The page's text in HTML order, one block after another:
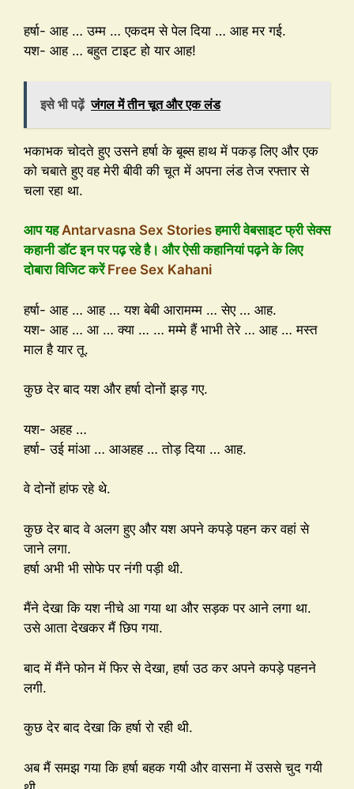
हर्षा- आह … उम्म … एकदम से पेल दिया … आह मर गई.
यश- आह … बहुत टाइट हो यार आह!
इसे भी पढ़ें जंगल में तीन चूत और एक लंड
भकाभक चोदते हुए उसने हर्षा के बूब्स हाथ में पकड़ लिए और एक
को चबाते हुए वह मेरी बीवी की चूत में अपना लंड तेज रफ्तार से
चला रहा था.
आप यहAntarvasna Sex Storiesहमारी वेबसाइट फ्री सेक्स
कहानी डॉट इन पर पढ़ रहे है। और ऐसी कहानियां पढ़ने के लिए
दोबारा विजिट करेंFree Sex Kahani
हर्षा- आह … आह … यश बेबी आरामम्म … सेए … आह.
यश- आह … आ … क्या … … मम्मे हैं भाभी तेरे … आह … मस्त
माल है यार तू.
कुछ देर बाद यश और हर्षा दोनों झड़ गए.
यश- अहह …
हर्षा- उई मांआ … आअहह … तोड़ दिया … आह.
वे दोनों हांफ रहे थे.
कुछ देर बाद वे अलग हुए और यश अपने कपड़े पहन कर वहां से
जाने लगा.
हर्षा अभी भी सोफे पर नंगी पड़ी थी.
मैंने देखा कि यश नीचे आ गया था और सड़क पर आने लगा था.
उसे आता देखकर मैं छिप गया.
बाद में मैंने फोन में फिर से देखा, हर्षा उठ कर अपने कपड़े पहनने
लगी.
कुछ देर बाद देखा कि हर्षा रो रही थी.
अब मैं समझ गया कि हर्षा बहक गयी और वासना में उससे चुद गयी